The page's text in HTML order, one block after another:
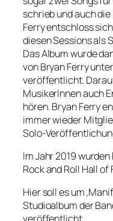
schrieb und auch
Ferry entschloss
diesen Sessions als
Das Album wurde
von Bryan Ferry
veröffentlicht.
MusikerInnen auch
hören. Bryan Ferry
immer wieder
Solo-
Im Jahr 2019
Rock and Roll Hall
Hier soll es um
Studioalbum der